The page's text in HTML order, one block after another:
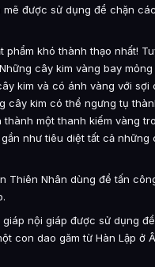
mẽ được sử dụng để chặn
phẩm khó thành thạo nhất!
cây kim vàng bay
kim và có ánh vàng với sợi
cây kim có thể ngưng tụ
một thanh kiếm vàng
như tiêu diệt tất cả những
Thiên Nhân dùng để tấn
giáp nội giáp được sử dụng
con dao găm từ Hàn Lập ở